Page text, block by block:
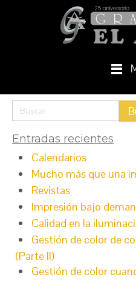
Entradas recientes
Calendarios
Mucho más que una
Revistas
Impresión bajo
Calidad en la
Gestión de color de
(Parte II)
Gestión de color